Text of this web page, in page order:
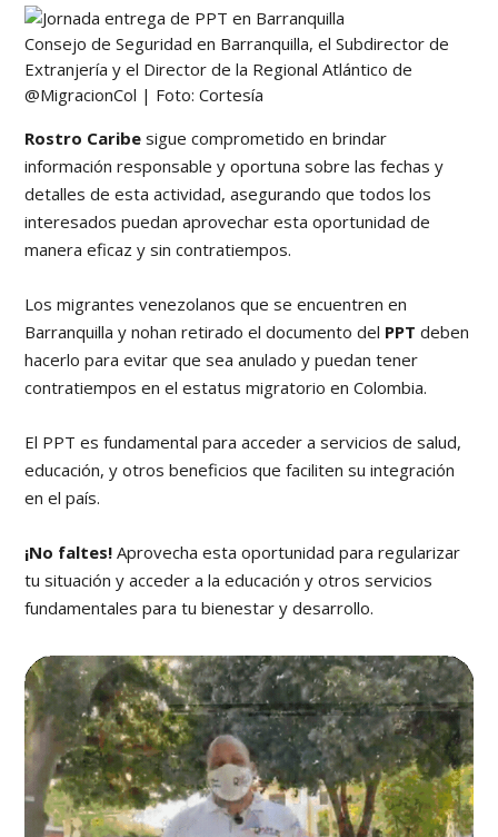
Consejo de Seguridad en Barranquilla, el Subdirector de
Extranjería y el Director de la Regional Atlántico de
@MigracionCol | Foto: Cortesía
Rostro Caribe sigue comprometido en brindar
información responsable y oportuna sobre las fechas y
detalles de esta actividad, asegurando que todos los
interesados puedan aprovechar esta oportunidad de
manera eficaz y sin contratiempos.
Los migrantes venezolanos que se encuentren en
Barranquilla y nohan retirado el documento del PPT deben
hacerlo para evitar que sea anulado y puedan tener
contratiempos en el estatus migratorio en Colombia.
El PPT es fundamental para acceder a servicios de salud,
educación, y otros beneficios que faciliten su integración
en el país.
¡No faltes! Aprovecha esta oportunidad para regularizar
tu situación y acceder a la educación y otros servicios
fundamentales para tu bienestar y desarrollo.